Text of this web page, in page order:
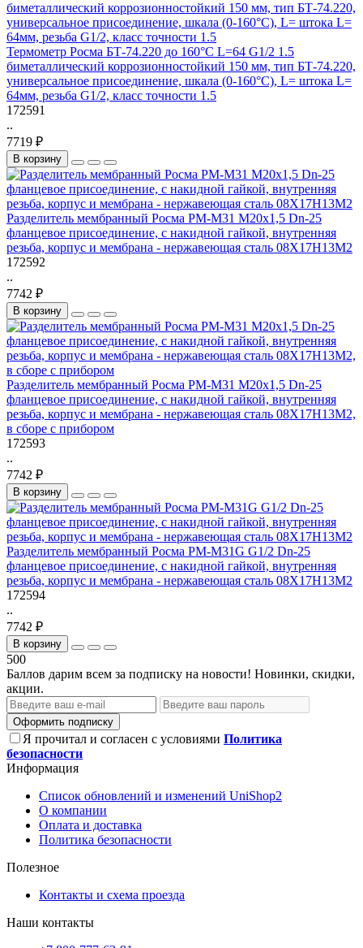
Термометр Росма БТ-74.220 до 160°C L=64 G1/2 1.5
биметаллический коррозионностойкий 150 мм, тип БТ-74.220,
универсальное присоединение, шкала (0-160°C), L= штока L=
64мм, резьба G1/2, класс точности 1.5
172591
..
7719 ₽
В корзину
Разделитель мембранный Росма РМ-М31 М20х1,5 Dn-25
фланцевое присоединение, с накидной гайкой, внутренняя
резьба, корпус и мембрана - нержавеющая сталь 08Х17Н13М2
172592
..
7742 ₽
В корзину
Разделитель мембранный Росма РМ-М31 М20х1,5 Dn-25
фланцевое присоединение, с накидной гайкой, внутренняя
резьба, корпус и мембрана - нержавеющая сталь 08Х17Н13М2,
в сборе с прибором
172593
..
7742 ₽
В корзину
Разделитель мембранный Росма РМ-М31G G1/2 Dn-25
фланцевое присоединение, с накидной гайкой, внутренняя
резьба, корпус и мембрана - нержавеющая сталь 08Х17Н13М2
172594
..
7742 ₽
В корзину
500
Баллов дарим всем за подписку на новости! Новинки, скидки,
акции.
Оформить подписку
Я прочитал и согласен с условиями Политика
безопасности
Информация
Список обновлений и изменений UniShop2
О компании
Оплата и доставка
Политика безопасности
Полезное
Контакты и схема проезда
Наши контакты